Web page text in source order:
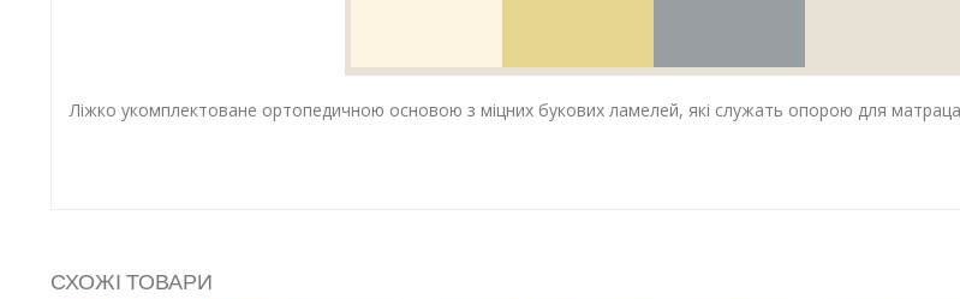
Ліжко укомплектоване ортопедичною основою з міцних букових ламелей, які служать опорою для матраца
СХОЖІ ТОВАРИ